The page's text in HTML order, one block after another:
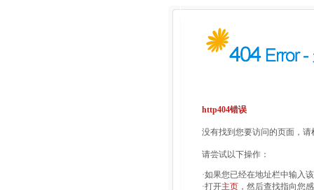
http404错误
没有找到您要访问的页面，
请尝试以下操作：
·如果您已经在地址栏中输入
·打开主页 ，然后查找指向您